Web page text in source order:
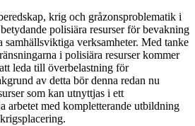
krig och gråzonsproblematik i
polisiära resurser för bevakning
samhällsviktiga verksamheter. Med tanke
i polisiära resurser kommer
leda till överbelastning för
av detta bör denna redan nu
som kan utnyttjas i ett
arbetet med kompletterande utbildning